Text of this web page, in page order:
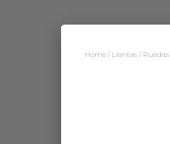
Home / Llantas / Ruedas